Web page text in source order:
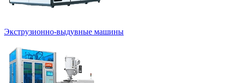
Экструзионно-выдувные машины